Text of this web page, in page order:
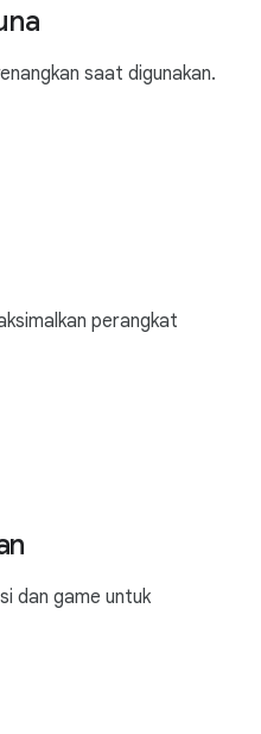
saat digunakan.
perangkat
dan game untuk